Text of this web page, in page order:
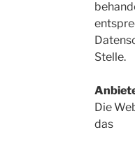
Stelle.
Die
das